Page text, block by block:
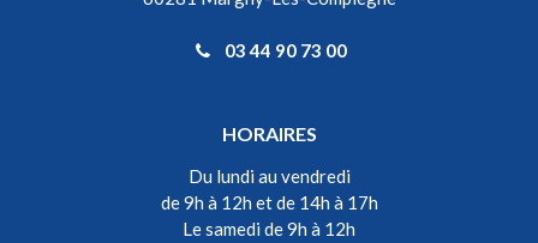
03 44 90 73 00
HORAIRES
Du lundi au vendredi
de 9h à 12h et de 14h à 17h
Le samedi de 9h à 12h